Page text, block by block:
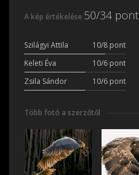
A kép értékelése 50/34 pont
Szilágyi Attila 10/8 pont
Keleti Éva
10/6 pont
Zsila Sándor
10/6 pont
Több fotó a szerzőtől